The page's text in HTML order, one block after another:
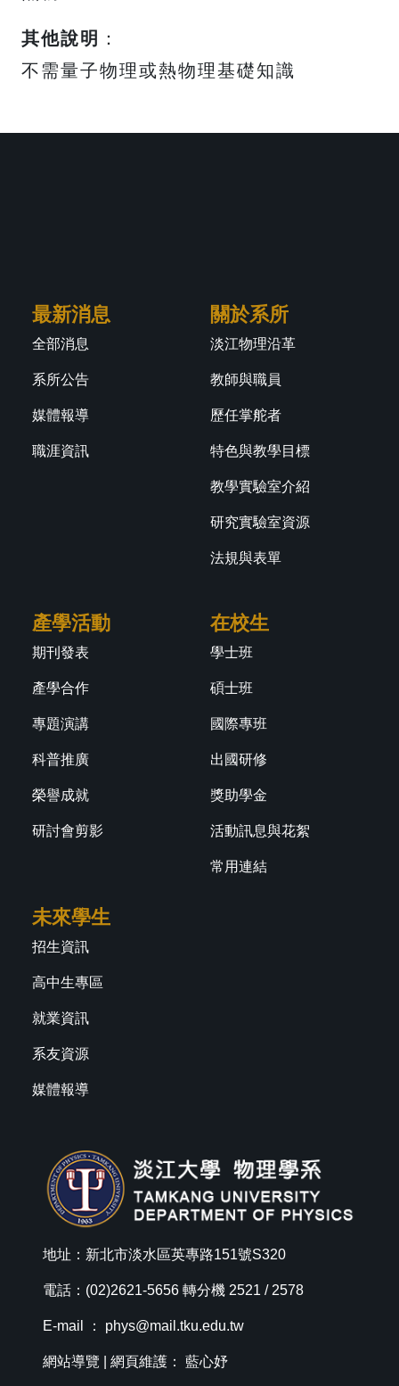
其他說明 ：
不需量子物理或熱物理基礎知識
最新消息
全部消息
系所公告
媒體報導
職涯資訊
關於系所
淡江物理沿革
教師與職員
歷任掌舵者
特色與教學目標
教學實驗室介紹
研究實驗室資源
法規與表單
產學活動
期刊發表
產學合作
專題演講
科普推廣
榮譽成就
研討會剪影
在校生
學士班
碩士班
國際專班
出國研修
獎助學金
活動訊息與花絮
常用連結
未來學生
招生資訊
高中生專區
就業資訊
系友資源
媒體報導
地址：新北市淡水區英專路151號S320
電話：(02)2621-5656 轉分機 2521 / 2578
E-mail ： phys@mail.tku.edu.tw
網站導覽 | 網頁維護： 藍心妤